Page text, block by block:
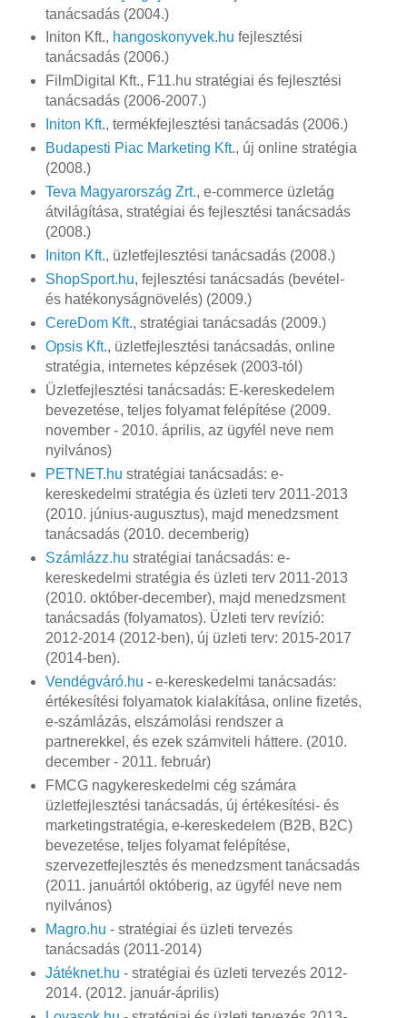
tanácsadás (2004.)
Initon Kft., hangoskonyvek.hu fejlesztési
tanácsadás (2006.)
FilmDigital Kft., F11.hu stratégiai és fejlesztési
tanácsadás (2006-2007.)
Initon Kft., termékfejlesztési tanácsadás (2006.)
Budapesti Piac Marketing Kft., új online stratégia
(2008.)
Teva Magyarország Zrt., e-commerce üzletág
átvilágítása, stratégiai és fejlesztési tanácsadás
(2008.)
Initon Kft., üzletfejlesztési tanácsadás (2008.)
ShopSport.hu, fejlesztési tanácsadás (bevétel-
és hatékonyságnövelés) (2009.)
CereDom Kft., stratégiai tanácsadás (2009.)
Opsis Kft., üzletfejlesztési tanácsadás, online
stratégia, internetes képzések (2003-tól)
Üzletfejlesztési tanácsadás: E-kereskedelem
bevezetése, teljes folyamat felépítése (2009.
november - 2010. április, az ügyfél neve nem
nyilvános)
PETNET.hu stratégiai tanácsadás: e-
kereskedelmi stratégia és üzleti terv 2011-2013
(2010. június-augusztus), majd menedzsment
tanácsadás (2010. decemberig)
Számlázz.hu stratégiai tanácsadás: e-
kereskedelmi stratégia és üzleti terv 2011-2013
(2010. október-december), majd menedzsment
tanácsadás (folyamatos). Üzleti terv revízió:
2012-2014 (2012-ben), új üzleti terv: 2015-2017
(2014-ben).
Vendégváró.hu - e-kereskedelmi tanácsadás:
értékesítési folyamatok kialakítása, online fizetés,
e-számlázás, elszámolási rendszer a
partnerekkel, és ezek számviteli háttere. (2010.
december - 2011. február)
FMCG nagykereskedelmi cég számára
üzletfejlesztési tanácsadás, új értékesítési- és
marketingstratégia, e-kereskedelem (B2B, B2C)
bevezetése, teljes folyamat felépítése,
szervezetfejlesztés és menedzsment tanácsadás
(2011. januártól októberig, az ügyfél neve nem
nyilvános)
Magro.hu - stratégiai és üzleti tervezés
tanácsadás (2011-2014)
Játéknet.hu - stratégiai és üzleti tervezés 2012-
2014. (2012. január-április)